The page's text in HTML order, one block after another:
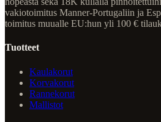
vakiotoimitus Manner-Portugaliin ja
toimitus muualle EU:hun yli 100 €
Tuotteet
Kaulakorut
Korvakorut
Rannekorut
Mallistot